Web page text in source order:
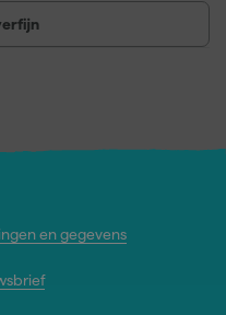
en gegevens